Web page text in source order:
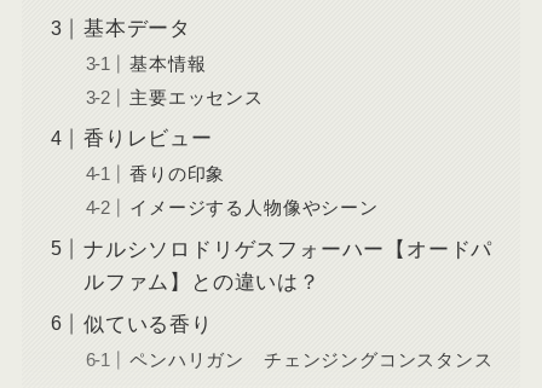
基本データ
基本情報
主要エッセンス
香りレビュー
香りの印象
イメージする人物像やシーン
ナルシソロドリゲスフォーハー【オードパ
ルファム】との違いは？
似ている香り
ペンハリガン チェンジングコンスタンス